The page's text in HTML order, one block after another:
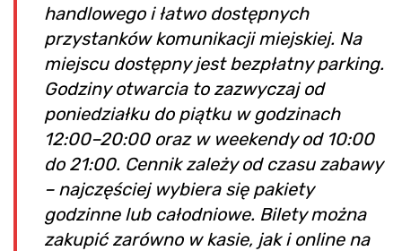
handlowego i łatwo dostępnych
przystanków komunikacji miejskiej. Na
miejscu dostępny jest bezpłatny parking.
Godziny otwarcia to zazwyczaj od
poniedziałku do piątku w godzinach
12:00–20:00 oraz w weekendy od 10:00
do 21:00. Cennik zależy od czasu zabawy
– najczęściej wybiera się pakiety
godzinne lub całodniowe. Bilety można
zakupić zarówno w kasie, jak i online na